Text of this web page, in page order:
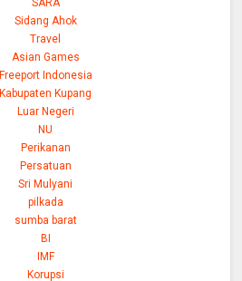
SARA
Sidang Ahok
Travel
Asian Games
Freeport Indonesia
Kabupaten Kupang
Luar Negeri
NU
Perikanan
Persatuan
Sri Mulyani
pilkada
sumba barat
BI
IMF
Korupsi